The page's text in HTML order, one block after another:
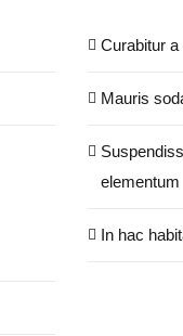
Curabitur
Mauris
elementum
In hac